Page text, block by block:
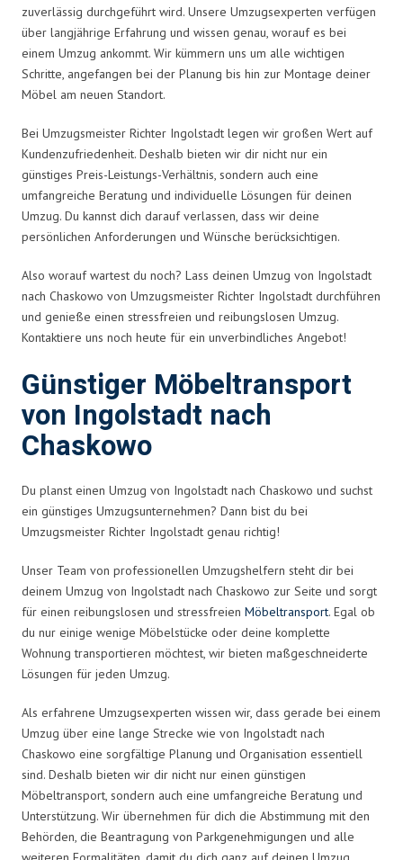
zuverlässig durchgeführt wird. Unsere Umzugsexperten verfügen
über langjährige Erfahrung und wissen genau, worauf es bei
einem Umzug ankommt. Wir kümmern uns um alle wichtigen
Schritte, angefangen bei der Planung bis hin zur Montage deiner
Möbel am neuen Standort.
Bei Umzugsmeister Richter Ingolstadt legen wir großen Wert auf
Kundenzufriedenheit. Deshalb bieten wir dir nicht nur ein
günstiges Preis-Leistungs-Verhältnis, sondern auch eine
umfangreiche Beratung und individuelle Lösungen für deinen
Umzug. Du kannst dich darauf verlassen, dass wir deine
persönlichen Anforderungen und Wünsche berücksichtigen.
Also worauf wartest du noch? Lass deinen Umzug von Ingolstadt
nach Chaskowo von Umzugsmeister Richter Ingolstadt durchführen
und genieße einen stressfreien und reibungslosen Umzug.
Kontaktiere uns noch heute für ein unverbindliches Angebot!
Günstiger Möbeltransport
von Ingolstadt nach
Chaskowo
Du planst einen Umzug von Ingolstadt nach Chaskowo und suchst
ein günstiges Umzugsunternehmen? Dann bist du bei
Umzugsmeister Richter Ingolstadt genau richtig!
Unser Team von professionellen Umzugshelfern steht dir bei
deinem Umzug von Ingolstadt nach Chaskowo zur Seite und sorgt
für einen reibungslosen und stressfreien Möbeltransport. Egal ob
du nur einige wenige Möbelstücke oder deine komplette
Wohnung transportieren möchtest, wir bieten maßgeschneiderte
Lösungen für jeden Umzug.
Als erfahrene Umzugsexperten wissen wir, dass gerade bei einem
Umzug über eine lange Strecke wie von Ingolstadt nach
Chaskowo eine sorgfältige Planung und Organisation essentiell
sind. Deshalb bieten wir dir nicht nur einen günstigen
Möbeltransport, sondern auch eine umfangreiche Beratung und
Unterstützung. Wir übernehmen für dich die Abstimmung mit den
Behörden, die Beantragung von Parkgenehmigungen und alle